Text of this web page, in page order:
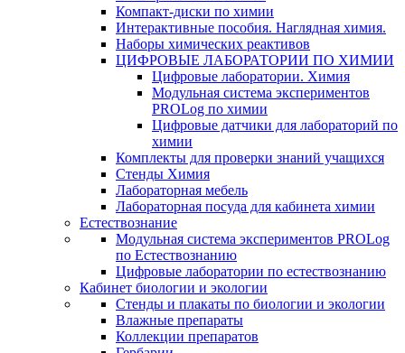
Компакт-диски по химии
Интерактивные пособия. Наглядная химия.
Наборы химических реактивов
ЦИФРОВЫЕ ЛАБОРАТОРИИ ПО ХИМИИ
Цифровые лаборатории. Химия
Модульная система экспериментов
PROLog по химии
Цифровые датчики для лабораторий по
химии
Комплекты для проверки знаний учащихся
Стенды Химия
Лабораторная мебель
Лабораторная посуда для кабинета химии
Естествознание
Модульная система экспериментов PROLog
по Естествознанию
Цифровые лаборатории по естествознанию
Кабинет биологии и экологии
Стенды и плакаты по биологии и экологии
Влажные препараты
Коллекции препаратов